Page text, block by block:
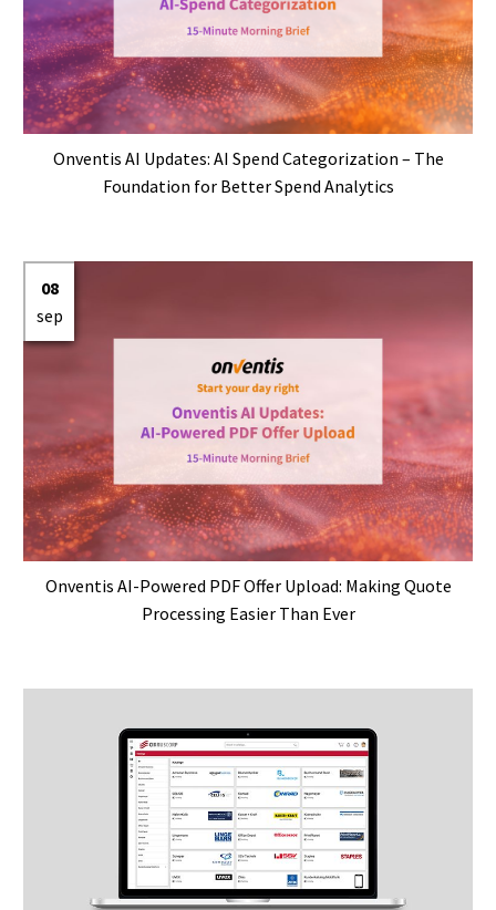
Onventis AI Updates: AI Spend Categorization – The
Foundation for Better Spend Analytics
08
sep
Onventis AI-Powered PDF Offer Upload: Making Quote
Processing Easier Than Ever